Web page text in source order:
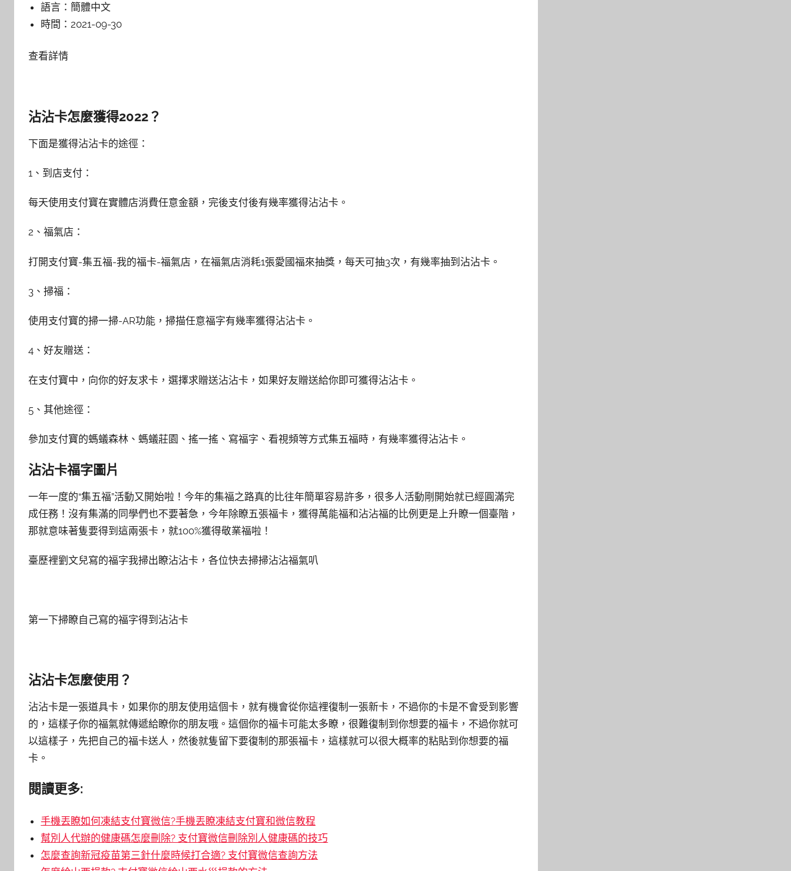
語言： 簡體中文
時間： 2021-09-30
查看詳情
沾沾卡怎麼獲得2022？
下面是獲得沾沾卡的途徑：
1、到店支付：
每天使用支付寶在實體店消費任意金額，完後支付後有幾率獲得沾沾卡。
2、福氣店：
打開支付寶-集五福-我的福卡-福氣店，在福氣店消耗1張愛國福來抽獎，每天可抽3次，有幾率抽到沾沾卡。
3、掃福：
使用支付寶的掃一掃-AR功能，掃描任意福字有幾率獲得沾沾卡。
4、好友贈送：
在支付寶中，向你的好友求卡，選擇求贈送沾沾卡，如果好友贈送給你即可獲得沾沾卡。
5、其他途徑：
參加支付寶的螞蟻森林、螞蟻莊園、搖一搖、寫福字、看視頻等方式集五福時，有幾率獲得沾沾卡。
沾沾卡福字圖片
一年一度的“集五福”活動又開始啦！今年的集福之路真的比往年簡單容易許多，很多人活動剛開始就已經圓滿完
成任務！沒有集滿的同學們也不要著急，今年除瞭五張福卡，獲得萬能福和沾沾福的比例更是上升瞭一個臺階，
那就意味著隻要得到這兩張卡，就100%獲得敬業福啦！
臺歷裡劉文兒寫的福字我掃出瞭沾沾卡，各位快去掃掃沾沾福氣叭
第一下掃瞭自己寫的福字得到沾沾卡
沾沾卡怎麼使用？
沾沾卡是一張道具卡，如果你的朋友使用這個卡，就有機會從你這裡復制一張新卡，不過你的卡是不會受到影響
的，這樣子你的福氣就傳遞給瞭你的朋友哦。這個你的福卡可能太多瞭，很難復制到你想要的福卡，不過你就可
以這樣子，先把自己的福卡送人，然後就隻留下要復制的那張福卡，這樣就可以很大概率的粘貼到你想要的福
卡。
閱讀更多:
手機丟瞭如何凍結支付寶微信?手機丟瞭凍結支付寶和微信教程
幫別人代辦的健康碼怎麼刪除? 支付寶微信刪除別人健康碼的技巧
怎麼查詢新冠疫苗第三針什麼時候打合適? 支付寶微信查詢方法